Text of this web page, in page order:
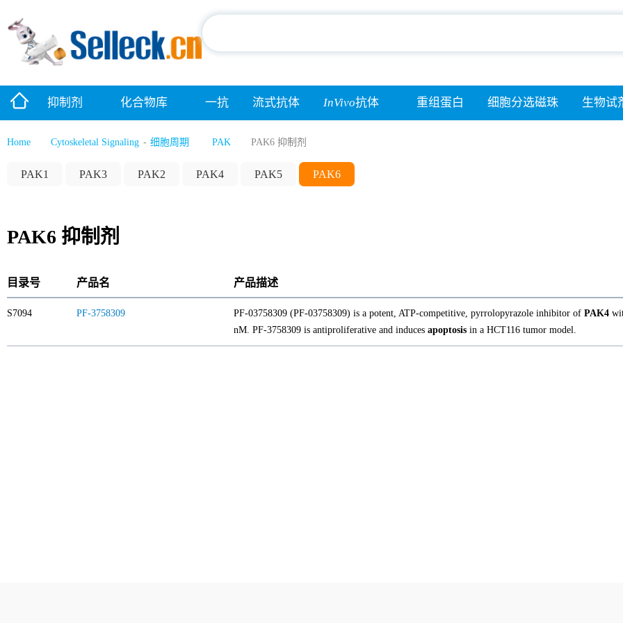
抑制剂 化合物库 一抗 流式抗体 InVivo抗体 重组蛋白 细胞分选磁珠 生物试
Home Cytoskeletal Signaling - 细胞周期 PAK PAK6 抑制剂
PAK1 PAK3 PAK2 PAK4 PAK5 PAK6
PAK6 抑制剂
目录号 产品名 产品描述
S7094 PF-3758309 PF-03758309 (PF-03758309) is a potent, ATP-competitive, pyrrolopyrazole inhibitor of PAK4
nM. PF-3758309 is antiproliferative and induces apoptosis in a HCT116 tumor model.